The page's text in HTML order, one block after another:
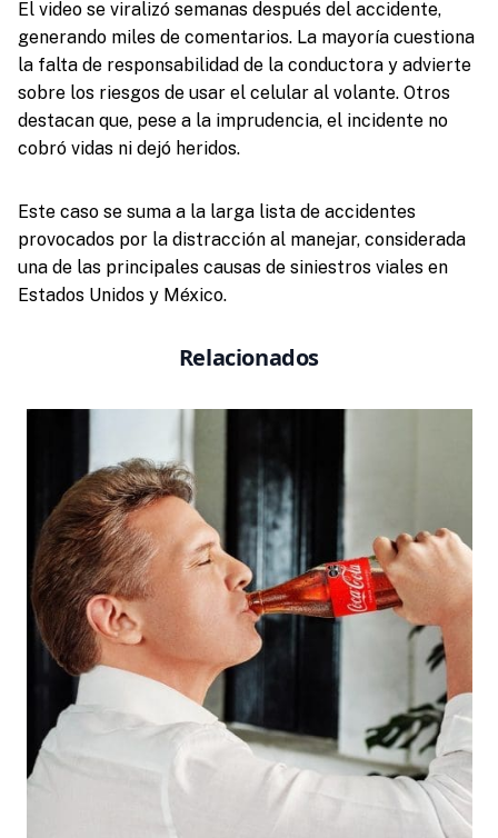
El video se viralizó semanas después del accidente,
generando miles de comentarios. La mayoría cuestiona
la falta de responsabilidad de la conductora y advierte
sobre los riesgos de usar el celular al volante. Otros
destacan que, pese a la imprudencia, el incidente no
cobró vidas ni dejó heridos.
Este caso se suma a la larga lista de accidentes
provocados por la distracción al manejar, considerada
una de las principales causas de siniestros viales en
Estados Unidos y México.
Relacionados